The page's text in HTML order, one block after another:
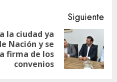
Siguiente
la ciudad ya
Nación y se
firma de los
convenios